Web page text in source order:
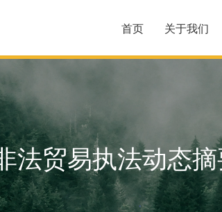
首页 关于我们
法贸易执法动态